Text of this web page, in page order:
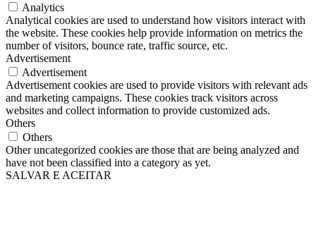
Analytics
Analytical cookies are used to understand how visitors interact with
the website. These cookies help provide information on metrics the
number of visitors, bounce rate, traffic source, etc.
Advertisement
Advertisement
Advertisement cookies are used to provide visitors with relevant ads
and marketing campaigns. These cookies track visitors across
websites and collect information to provide customized ads.
Others
Others
Other uncategorized cookies are those that are being analyzed and
have not been classified into a category as yet.
SALVAR E ACEITAR